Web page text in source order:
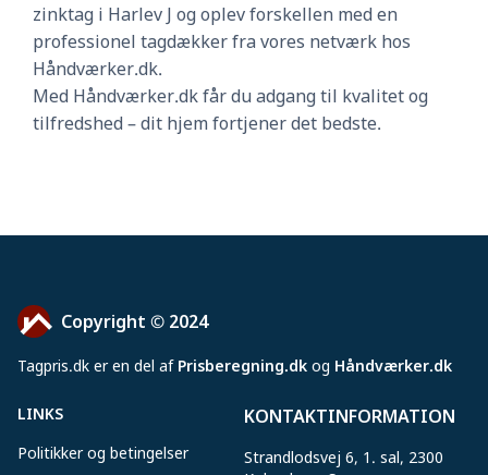
zinktag i Harlev J og oplev forskellen med en
professionel tagdækker fra vores netværk hos
Håndværker.dk.
Med Håndværker.dk får du adgang til kvalitet og
tilfredshed – dit hjem fortjener det bedste.
Copyright © 2024
Tagpris.dk er en del af Prisberegning.dk og Håndværker.dk
LINKS
Politikker og betingelser
KONTAKTINFORMATION
Strandlodsvej 6, 1. sal, 2300